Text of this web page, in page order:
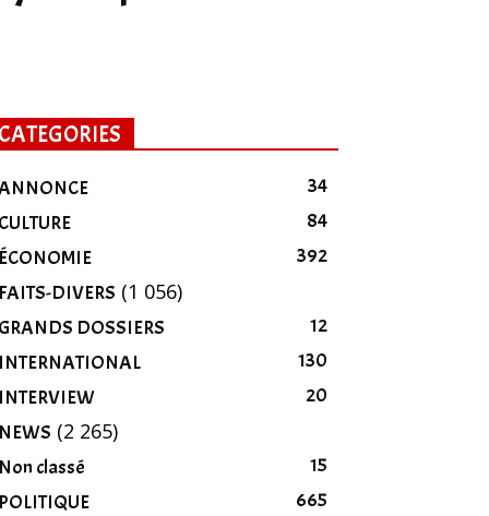
34
84
392
DIVERS (1 056)
DOSSIERS
12
130
20
(2 265)
classé
15
665